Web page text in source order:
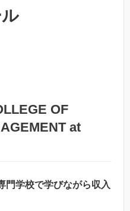
OF
at
門学校で学びながら収入